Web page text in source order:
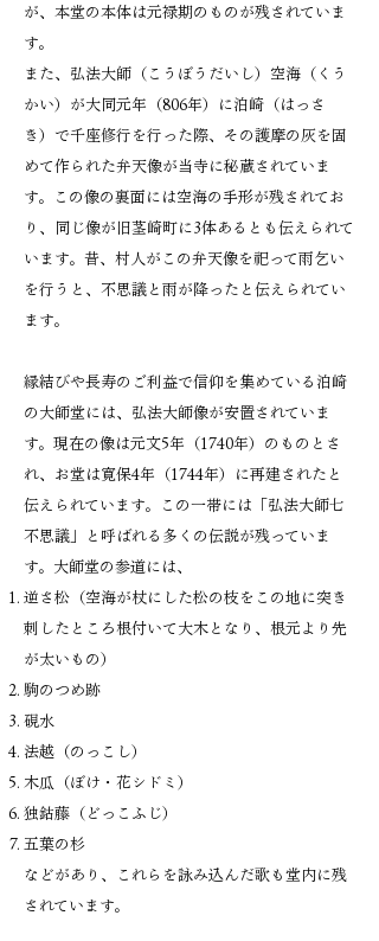
が、本堂の本体は元禄期のものが残されていま
す。
また、弘法大師（こうぼうだいし）空海（くう
かい）が大同元年（806年）に泊崎（はっさ
き）で千座修行を行った際、その護摩の灰を固
めて作られた弁天像が当寺に秘蔵されていま
す。この像の裏面には空海の手形が残されてお
り、同じ像が旧茎崎町に3体あるとも伝えられて
います。昔、村人がこの弁天像を祀って雨乞い
を行うと、不思議と雨が降ったと伝えられてい
ます。
縁結びや長寿のご利益で信仰を集めている泊崎
の大師堂には、弘法大師像が安置されていま
す。現在の像は元文5年（1740年）のものとさ
れ、お堂は寛保4年（1744年）に再建されたと
伝えられています。この一帯には「弘法大師七
不思議」と呼ばれる多くの伝説が残っていま
す。大師堂の参道には、
逆さ松（空海が杖にした松の枝をこの地に突き
刺したところ根付いて大木となり、根元より先
が太いもの）
駒のつめ跡
硯水
法越（のっこし）
木瓜（ぼけ・花シドミ）
独鈷藤（どっこふじ）
五葉の杉
などがあり、これらを詠み込んだ歌も堂内に残
されています。